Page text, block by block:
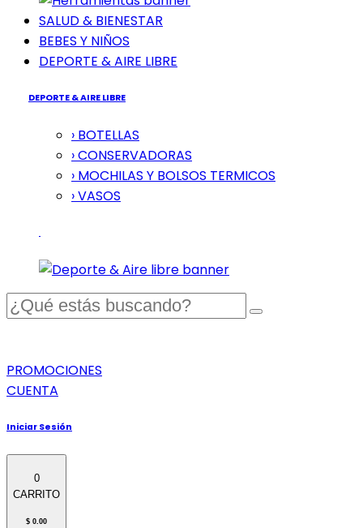
SALUD & BIENESTAR
BEBES Y NIÑOS
DEPORTE & AIRE LIBRE
DEPORTE & AIRE LIBRE
› BOTELLAS
› CONSERVADORAS
› MOCHILAS Y BOLSOS TERMICOS
› VASOS
PROMOCIONES
CUENTA
Iniciar Sesión
0
CARRITO
$ 0.00